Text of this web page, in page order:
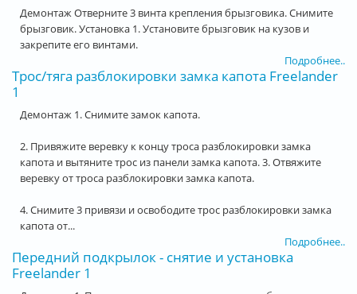
Демонтаж Отверните 3 винта крепления брызговика. Снимите
брызговик. Установка 1. Установите брызговик на кузов и
закрепите его винтами.
Подробнее..
Трос/тяга разблокировки замка капота Freelander
1
Демонтаж 1. Снимите замок капота.
2. Привяжите веревку к концу троса разблокировки замка
капота и вытяните трос из панели замка капота. 3. Отвяжите
веревку от троса разблокировки замка капота.
4. Снимите 3 привязи и освободите трос разблокировки замка
капота от...
Подробнее..
Передний подкрылок - снятие и установка
Freelander 1